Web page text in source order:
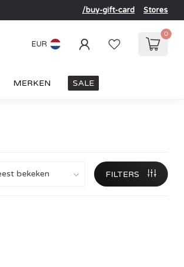
/buy-gift-card Stores
EUR
0
MERKEN SALE
FILTERS